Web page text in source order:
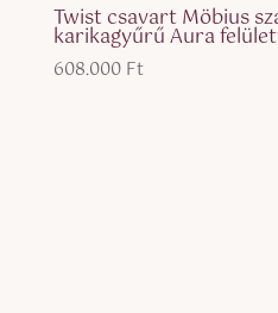
Twist csavart Möbius
karikagyűrű Aura
608.000 Ft